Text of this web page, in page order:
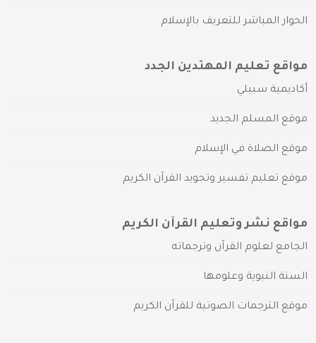
الحوار المباشر للتعريف بالإسلام
مواقع تعليم المهتدين الجدد
أكاديمية سبيلي
موقع المسلم الجديد
موقع الصلاة في الإسلام
موقع تعليم تفسير وتجويد القرآن الكريم
مواقع نشر وتعليم القرآن الكريم
الجامع لعلوم القرآن وترجماته
السنة النبوية وعلومها
موقع الترجمات الصوتية للقرآن الكريم